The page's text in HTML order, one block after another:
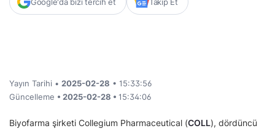
Yayın Tarihi • 2025-02-28 • 15:33:56
Güncelleme • 2025-02-28 • 15:34:06
Biyofarma şirketi Collegium Pharmaceutical (COLL), dördüncü